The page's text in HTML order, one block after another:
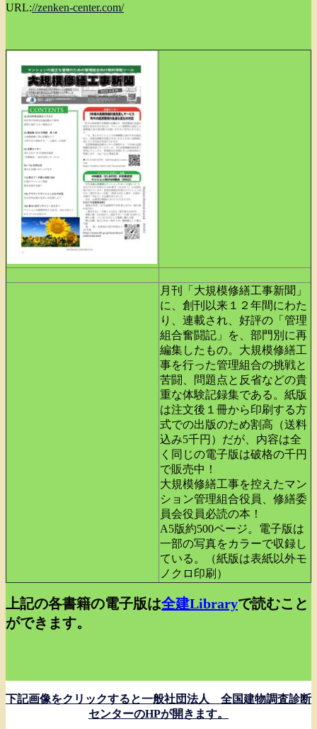
URL://zenken-center.com/
月刊「大規模修繕工事新聞」
に、創刊以来１２年間にわた
り、連載され、好評の「管理
組合奮闘記」を、部門別に再
編集したもの。大規模修繕工
事を行った管理組合の挑戦と
苦闘、問題点と反省などの貴
重な体験記録集である。紙版
は注文後１冊から印刷する方
式での出版のため割高（送料
込み5千円）だが、内容は全
く同じの電子版は破格の千円
で販売中！
大規模修繕工事を控えたマン
ション管理組合役員、修繕委
員会役員必読の本！
A5版約500ページ。電子版は
一部の写真をカラーで収録し
ている。（紙版は表紙以外モ
ノクロ印刷）
上記の各書籍の電子版は全建Libraryで読むこと
ができます。
下記画像をクリックすると一般社団法人 全国建物調査診断
センターのHPが開きます。